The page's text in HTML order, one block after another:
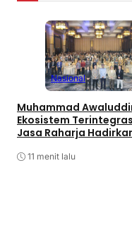
Nasional
Muhammad
Ekosistem
Jasa Raharja
masyarakat
11 menit lalu